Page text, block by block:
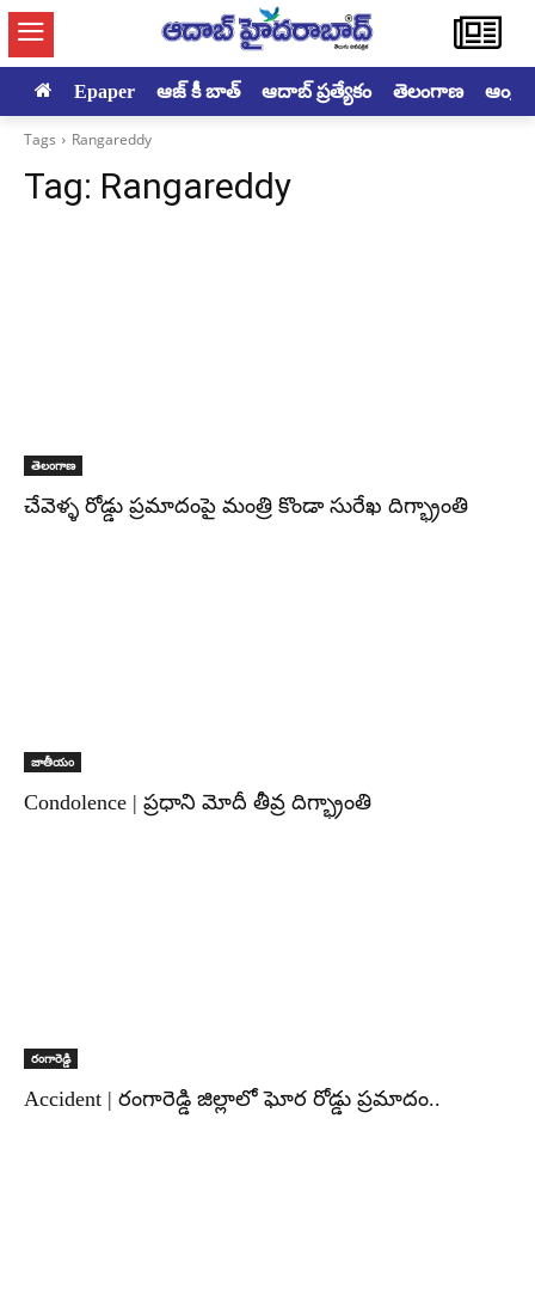
Epaper ఆజ్ కీ బాత్ ఆదాబ్ ప్రత్యేకం తెలంగాణ
Tags Rangareddy
Tag: Rangareddy
తెలంగాణ
చేవెళ్ళ రోడ్డు ప్రమాదంపై మంత్రి కొండా సురేఖ దిగ్భ్రాంతి
జాతీయం
Condolence | ప్రధాని మోదీ తీవ్ర దిగ్భ్రాంతి
రంగారెడ్డి
Accident | రంగారెడ్డి జిల్లాలో ఘోర రోడ్డు ప్రమాదం..